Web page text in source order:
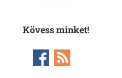
Kövess minket!